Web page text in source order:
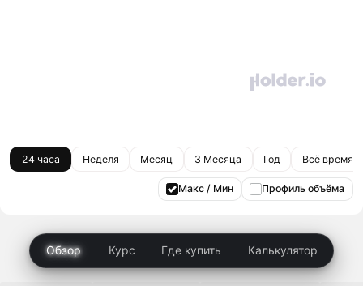
24 часа Неделя Месяц 3 Месяца Год Всё время
Макс / Мин Профиль объёма
Обзор Курс Где купить Калькулятор